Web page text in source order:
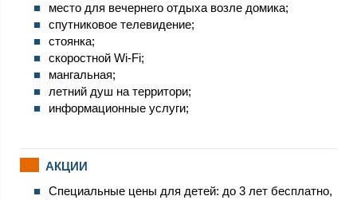
место для вечернего отдыха возле домика;
спутниковое телевидение;
стоянка;
скоростной Wi-Fi;
мангальная;
летний душ на территори;
информационные услуги;
АКЦИИ
Специальные цены для детей: до 3 лет бесплатно,